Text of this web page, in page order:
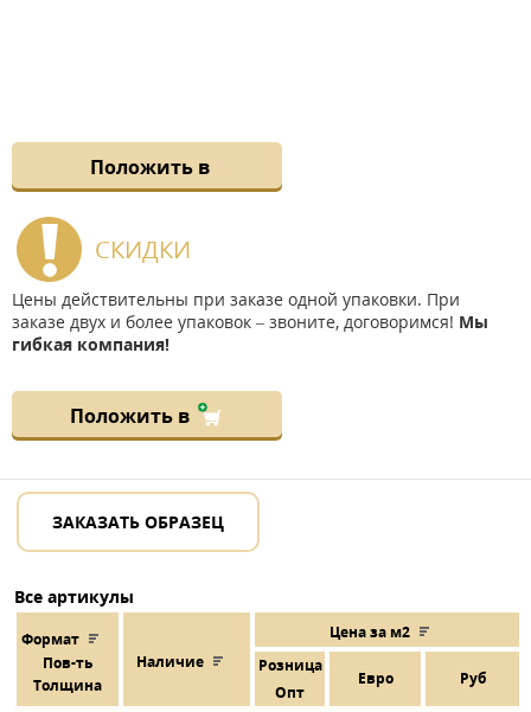
Положить в
СКИДКИ
Цены действительны при заказе одной упаковки. При
заказе двух и более упаковок – звоните, договоримся! Мы
гибкая компания!
Положить в
ЗАКАЗАТЬ ОБРАЗЕЦ
Все артикулы
Формат
Пов-ть
Толщина
Наличие
Цена за м2
Розница
Евро Руб
Опт